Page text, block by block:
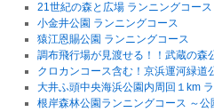
21世紀の森と広場 ランニングコース
小金井公園 ランニングコース
猿江恩賜公園 ランニングコース
調布飛行場が見渡せる！！武蔵の森
クロカンコース含む！京浜運河緑道
大井ふ頭中央海浜公園内周回１km
根岸森林公園ランニングコース ～